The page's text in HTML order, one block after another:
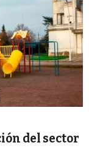
del sector